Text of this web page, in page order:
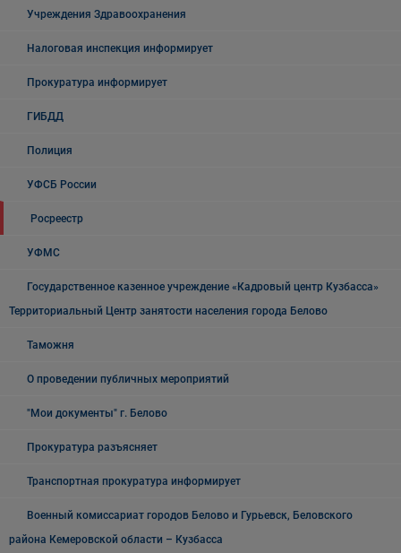
Учреждения Здравоохранения
Налоговая инспекция информирует
Прокуратура информирует
ГИБДД
Полиция
УФСБ России
Росреестр
УФМС
Государственное казенное учреждение «Кадровый центр Кузбасса»
Территориальный Центр занятости населения города Белово
Таможня
О проведении публичных мероприятий
"Мои документы" г. Белово
Прокуратура разъясняет
Транспортная прокуратура информирует
Военный комиссариат городов Белово и Гурьевск, Беловского
района Кемеровской области – Кузбасса